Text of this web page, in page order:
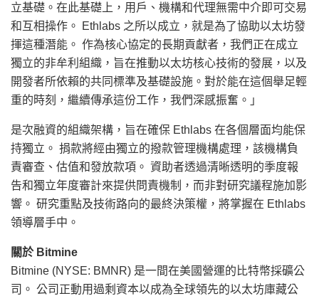
立基礎。在此基礎上，用戶、機構和代理無需中介即可交易
和互相操作。 Ethlabs 之所以成立，就是為了協助以太坊發
揮這種潛能。 作為核心協定的長期貢獻者，我們正在成立
獨立的非牟利組織，旨在推動以太坊核心技術的發展，以及
開發者所依賴的共同標準及基礎設施。對於能在這個舉足輕
重的時刻，繼續傳承這份工作，我們深感振奮。」
是次融資的組織架構，旨在確保 Ethlabs 在各個層面均能保
持獨立。 捐款將經由獨立的撥款管理機構處理，該機構負
責審查、估值和發放款項。 資助者透過清晰透明的季度報
告和獨立年度審計來提供問責機制，而非對研究議程施加影
響。 研究重點及技術路向的最終決策權，將掌握在 Ethlabs
領導層手中。
關於 Bitmine
Bitmine (NYSE: BMNR) 是一間在美國營運的比特幣採礦公
司。 公司正動用過剩資本以成為全球領先的以太坊庫藏公